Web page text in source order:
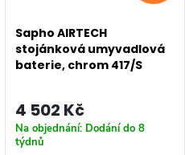
Sapho AIRTECH
stojánková umyvadlová
baterie, chrom 417/S
4 502 Kč
Na objednání: Dodání do 8
týdnů